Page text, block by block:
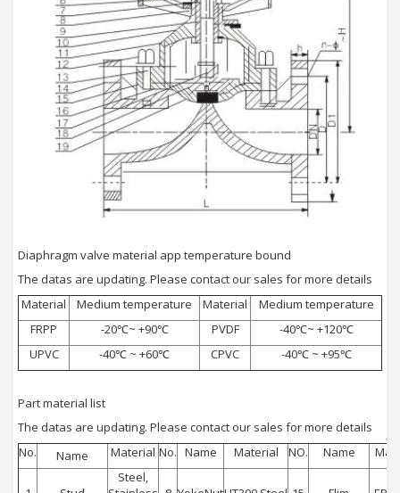
Diaphragm valve material app temperature bound
The datas are updating. Please contact our sales for more details
Material
Medium temperature Material
Medium temperature
FRPP
-20℃~ +90℃ PVDF
-40℃~ +120℃
UPVC
-40℃ ~ +60℃ CPVC -40℃ ~ +95℃
Part material list
The datas are updating. Please contact our sales for more details
No.
Name Material No. Name Material NO. Name
Steel,